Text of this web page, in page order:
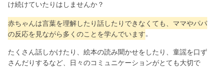
け続けていたりはしませんか？
赤ちゃんは言葉を理解したり話したりできなくても、ママやパパ
の反応を見ながら多くのことを学んでいます。
たくさん話しかけたり、絵本の読み聞かせをしたり、童謡を口ず
さんだりするなど、日々のコミュニケーションがとても大切で